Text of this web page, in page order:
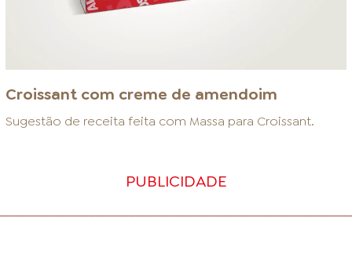
Croissant com creme de amendoim
Sugestão de receita feita com Massa para Croissant.
PUBLICIDADE